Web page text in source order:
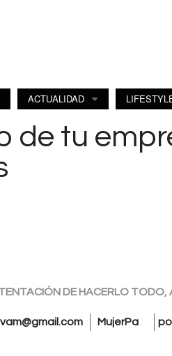
ACTUALIDAD
de tu
DE HACERLO TODO,
MujerPa